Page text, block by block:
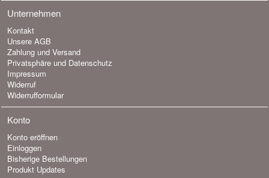
Unternehmen
Kontakt
Unsere AGB
Zahlung und Versand
Privatsphäre und Datenschutz
Impressum
Widerruf
Widerrufformular
Konto
Konto eröffnen
Einloggen
Bisherige Bestellungen
Produkt Updates